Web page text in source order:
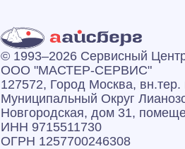
© 1993–2026 Сервисный
ООО "МАСТЕР-СЕРВИС"
127572, Город Москва, вн.тер.
Муниципальный Округ
Новгородская, дом 31,
ИНН 9715511730
ОГРН 1257700246308